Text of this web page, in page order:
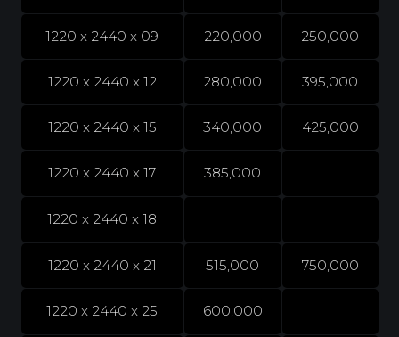
1220 x 2440 x 09 220,000 250,000
1220 x 2440 x 12 280,000 395,000
1220 x 2440 x 15 340,000 425,000
1220 x 2440 x 17 385,000
1220 x 2440 x 18
1220 x 2440 x 21 515,000 750,000
1220 x 2440 x 25 600,000